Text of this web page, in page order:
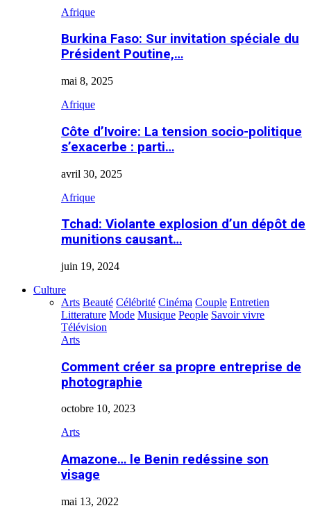
Afrique
Burkina Faso: Sur invitation spéciale du
Président Poutine,…
mai 8, 2025
Afrique
Côte d’Ivoire: La tension socio-politique
s’exacerbe : parti…
avril 30, 2025
Afrique
Tchad: Violante explosion d’un dépôt de
munitions causant…
juin 19, 2024
Culture
Arts Beauté Célébrité Cinéma Couple Entretien
Litterature Mode Musique People Savoir vivre
Télévision
Arts
Comment créer sa propre entreprise de
photographie
octobre 10, 2023
Arts
Amazone… le Benin redéssine son
visage
mai 13, 2022